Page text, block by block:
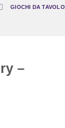
GIOCHI DA TAVOLO
–